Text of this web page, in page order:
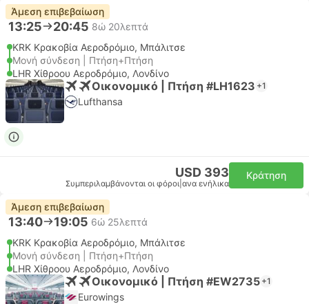
Άμεση επιβεβαίωση
13:25 20:45 8ώ 20λεπτά
KRK Κρακοβία Αεροδρόμιο, Μπάλιτσε
Μονή σύνδεση | Πτήση+Πτήση
LHR Χίθροου Αεροδρόμιο, Λονδίνο
Οικονομικό | Πτήση #LH1623 +1
Lufthansa
USD 393
Συμπεριλαμβάνονται οι φόροι ανα ενήλικα
Κράτηση
Άμεση επιβεβαίωση
13:40 19:05 6ώ 25λεπτά
KRK Κρακοβία Αεροδρόμιο, Μπάλιτσε
Μονή σύνδεση | Πτήση+Πτήση
LHR Χίθροου Αεροδρόμιο, Λονδίνο
Οικονομικό | Πτήση #EW2735 +1
Eurowings